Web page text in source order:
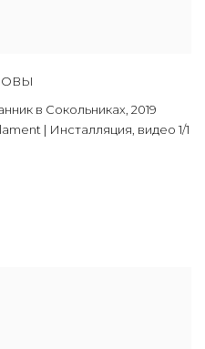
в Сокольниках, 2019
| Инсталляция, видео 1/1